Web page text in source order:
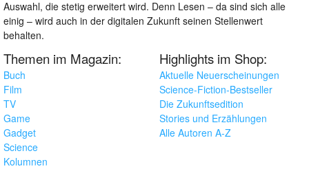
Auswahl, die stetig erweitert wird. Denn Lesen – da sind sich alle
einig – wird auch in der digitalen Zukunft seinen Stellenwert
behalten.
Themen im Magazin:
Buch
Film
TV
Game
Gadget
Science
Kolumnen
Highlights im Shop:
Aktuelle Neuerscheinungen
Science-Fiction-Bestseller
Die Zukunftsedition
Stories und Erzählungen
Alle Autoren A-Z